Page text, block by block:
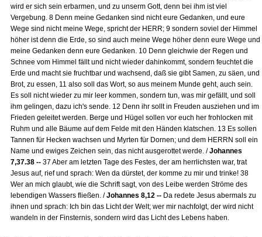
wird er sich sein erbarmen, und zu unserm Gott, denn bei ihm ist viel
Vergebung. 8 Denn meine Gedanken sind nicht eure Gedanken, und eure
Wege sind nicht meine Wege, spricht der HERR; 9 sondern soviel der Himmel
höher ist denn die Erde, so sind auch meine Wege höher denn eure Wege und
meine Gedanken denn eure Gedanken. 10 Denn gleichwie der Regen und
Schnee vom Himmel fällt und nicht wieder dahinkommt, sondern feuchtet die
Erde und macht sie fruchtbar und wachsend, daß sie gibt Samen, zu säen, und
Brot, zu essen, 11 also soll das Wort, so aus meinem Munde geht, auch sein.
Es soll nicht wieder zu mir leer kommen, sondern tun, was mir gefällt, und soll
ihm gelingen, dazu ich's sende. 12 Denn ihr sollt in Freuden ausziehen und im
Frieden geleitet werden. Berge und Hügel sollen vor euch her frohlocken mit
Ruhm und alle Bäume auf dem Felde mit den Händen klatschen. 13 Es sollen
Tannen für Hecken wachsen und Myrten für Dornen; und dem HERRN soll ein
Name und ewiges Zeichen sein, das nicht ausgerottet werde. /Johannes
7,37.38 -- 37 Aber am letzten Tage des Festes, der am herrlichsten war, trat
Jesus auf, rief und sprach: Wen da dürstet, der komme zu mir und trinke! 38
Wer an mich glaubt, wie die Schrift sagt, von des Leibe werden Ströme des
lebendigen Wassers fließen. /Johannes 8,12 -- Da redete Jesus abermals zu
ihnen und sprach: Ich bin das Licht der Welt; wer mir nachfolgt, der wird nicht
wandeln in der Finsternis, sondern wird das Licht des Lebens haben.